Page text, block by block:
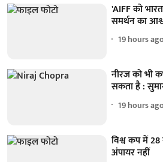
'AIFF को
समर्थन का
19 hours
नीरज को भी
सकता है :
19 hours
विश्व कप में
अंपायर नहीं